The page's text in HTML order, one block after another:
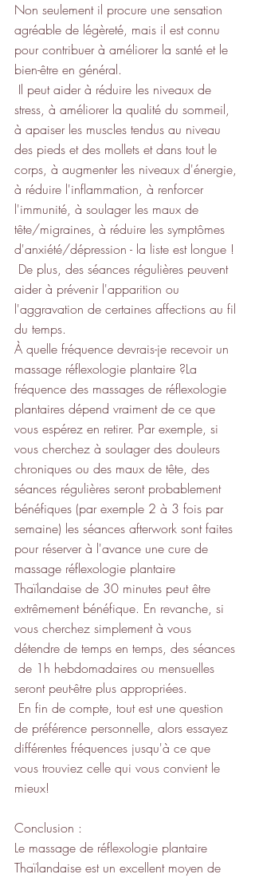
Non seulement il procure une sensation
agréable de légèreté, mais il est connu
pour contribuer à améliorer la santé et le
bien-être en général.
stress, à améliorer la qualité du sommeil,
à apaiser les muscles tendus au niveau
des pieds et des mollets et dans tout le
corps, à augmenter les niveaux d'énergie,
à réduire l'inflammation, à renforcer
l'immunité, à soulager les maux de
tête/migraines, à réduire les symptômes
d'anxiété/dépression - la liste est longue !
aider à prévenir l'apparition ou
l'aggravation de certaines affections au fil
du temps.
À quelle fréquence devrais-je recevoir un
massage réflexologie plantaire ?La
fréquence des massages de réflexologie
plantaires dépend vraiment de ce que
vous espérez en retirer. Par exemple, si
vous cherchez à soulager des douleurs
chroniques ou des maux de tête, des
séances régulières seront probablement
bénéfiques (par exemple 2 à 3 fois par
semaine) les séances afterwork sont faites
pour réserver à l'avance une cure de
massage réflexologie plantaire
Thaïlandaise de 30 minutes peut être
extrêmement bénéfique. En revanche, si
vous cherchez simplement à vous
détendre de temps en temps, des séances
de 1h hebdomadaires ou mensuelles
seront peut-être plus appropriées.
de préférence personnelle, alors essayez
différentes fréquences jusqu'à ce que
vous trouviez celle qui vous convient le
mieux!
Conclusion :
Le massage de réflexologie plantaire
Thaïlandaise est un excellent moyen de